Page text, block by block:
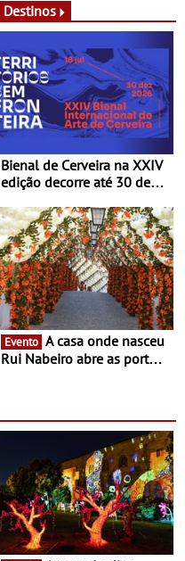
Destinos
Bienal de Cerveira na XXIV
edição decorre até 30 de
enquanto “Territórios sem
Fronteira”
Evento
Rui Nabeiro abre as portas
16 de agosto